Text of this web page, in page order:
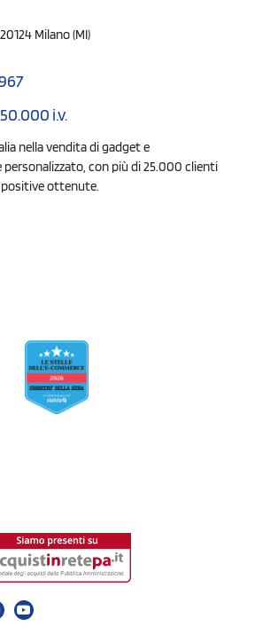
Milano (MI)
i.v.
nella vendita di gadget e
personalizzato, con più di 25.000 clienti
ottenute.